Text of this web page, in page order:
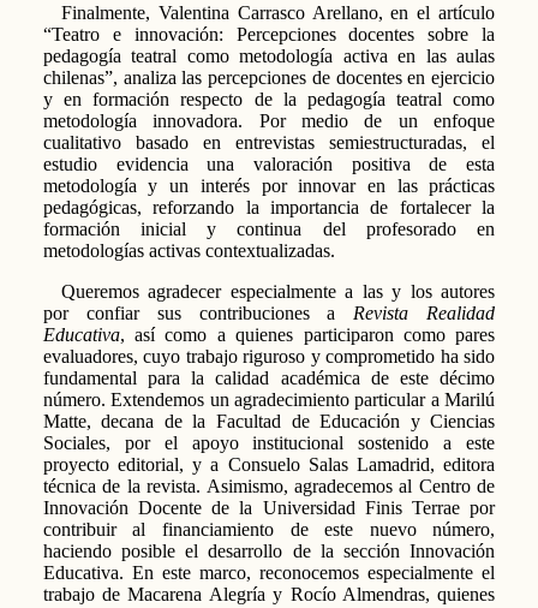
Finalmente, Valentina Carrasco Arellano, en el artículo
“Teatro e innovación: Percepciones docentes sobre la
pedagogía teatral como metodología activa en las aulas
chilenas”, analiza las percepciones de docentes en ejercicio
y en formación respecto de la pedagogía teatral como
metodología innovadora. Por medio de un enfoque
cualitativo basado en entrevistas semiestructuradas, el
estudio evidencia una valoración positiva de esta
metodología y un interés por innovar en las prácticas
pedagógicas, reforzando la importancia de fortalecer la
formación inicial y continua del profesorado en
metodologías activas contextualizadas.
Queremos agradecer especialmente a las y los autores
por confiar sus contribuciones a Revista Realidad
Educativa, así como a quienes participaron como pares
evaluadores, cuyo trabajo riguroso y comprometido ha sido
fundamental para la calidad académica de este décimo
número. Extendemos un agradecimiento particular a Marilú
Matte, decana de la Facultad de Educación y Ciencias
Sociales, por el apoyo institucional sostenido a este
proyecto editorial, y a Consuelo Salas Lamadrid, editora
técnica de la revista. Asimismo, agradecemos al Centro de
Innovación Docente de la Universidad Finis Terrae por
contribuir al financiamiento de este nuevo número,
haciendo posible el desarrollo de la sección Innovación
Educativa. En este marco, reconocemos especialmente el
trabajo de Macarena Alegría y Rocío Almendras, quienes